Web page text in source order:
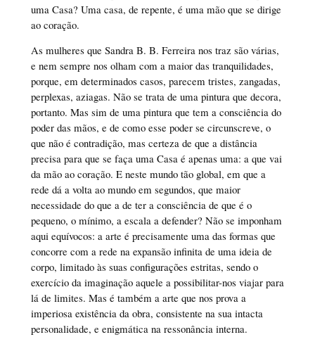
uma Casa? Uma casa, de repente, é uma mão que se dirige
ao coração.
As mulheres que Sandra B. B. Ferreira nos traz são várias,
e nem sempre nos olham com a maior das tranquilidades,
porque, em determinados casos, parecem tristes, zangadas,
perplexas, aziagas. Não se trata de uma pintura que decora,
portanto. Mas sim de uma pintura que tem a consciência do
poder das mãos, e de como esse poder se circunscreve, o
que não é contradição, mas certeza de que a distância
precisa para que se faça uma Casa é apenas uma: a que vai
da mão ao coração. E neste mundo tão global, em que a
rede dá a volta ao mundo em segundos, que maior
necessidade do que a de ter a consciência de que é o
pequeno, o mínimo, a escala a defender? Não se imponham
aqui equívocos: a arte é precisamente uma das formas que
concorre com a rede na expansão infinita de uma ideia de
corpo, limitado às suas configurações estritas, sendo o
exercício da imaginação aquele a possibilitar-nos viajar para
lá de limites. Mas é também a arte que nos prova a
imperiosa existência da obra, consistente na sua intacta
personalidade, e enigmática na ressonância interna.